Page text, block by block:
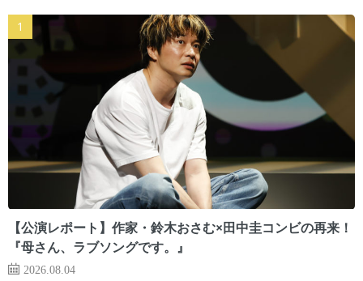
【公演レポート】作家・鈴木おさむ×田中圭コンビの再来！
『母さん、ラブソングです。』
2026.08.04